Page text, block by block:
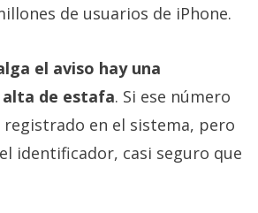
de usuarios de iPhone.
el aviso hay una
de estafa. Si ese número
en el sistema, pero
identificador, casi seguro que